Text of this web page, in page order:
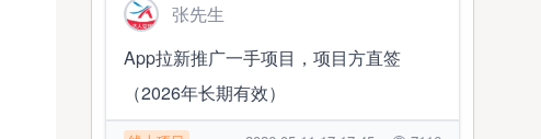
张先生
App拉新推广一手项目，项目方直签
（2026年长期有效）